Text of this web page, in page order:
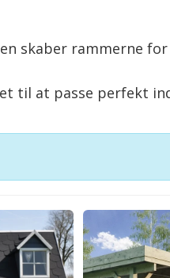
skaber rammerne
til at passe perfekt